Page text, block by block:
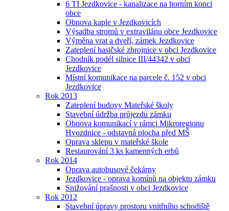
6 TI Jezdkovice - kanalizace na horním konci
obce
Obnova kaple v Jezdkovicích
Výsadba stromů v extravilánu obce Jezdkovice
Výměna vrat a dveří, zámek Jezdkovice
Zateplení hasičské zbrojnice v obci Jezdkovice
Chodník podél silnice III/44342 v obci
Jezdkovice
Místní komunikace na parcele č. 152 v obci
Jezdkovice
Rok 2013
Zateplení budovy Mateřské školy
Stavební údržba průjezdu zámku
Obnova komunikací v rámci Mikroregionu
Hvozdnice - odstavná plocha před MŠ
Oprava sklepu v mateřské škole
Restaurování 3 ks kamenných erbů
Rok 2014
Oprava autobusové čekárny
Jezdkovice - oprava komínů na objektu zámku
Snižování prašnosti v obci Jezdkovice
Rok 2012
Stavební úpravy prostoru vnitřního schodiště